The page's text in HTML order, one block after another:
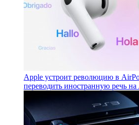
Apple устроит революцию в
переводить иностранную речь на